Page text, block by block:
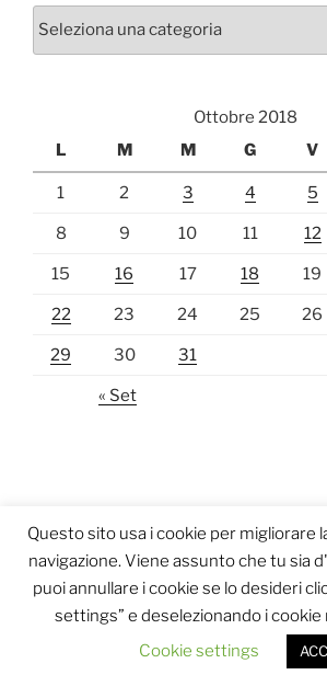
Categorie
Ottobre 2018
L
M M G V
1 2 3 4 5
8 9 10 11 12
15 16 17 18 19
22 23 24 25 26
29 30 31
« Set
Questo sito usa i cookie per migliorare
navigazione. Viene assunto che tu sia
puoi annullare i cookie se lo desideri
settings” e deselezionando i cookie
Cookie settings